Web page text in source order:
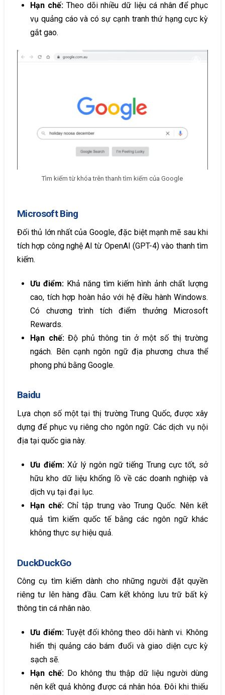
Hạn chế: Theo dõi nhiều dữ liệu cá nhân để phục
vụ quảng cáo và có sự cạnh tranh thứ hạng cực kỳ
gắt gao.
Tìm kiếm từ khóa trên thanh tìm kiếm của Google
Microsoft Bing
Đối thủ lớn nhất của Google, đặc biệt mạnh mẽ sau khi
tích hợp công nghệ AI từ OpenAI (GPT-4) vào thanh tìm
kiếm.
Ưu điểm: Khả năng tìm kiếm hình ảnh chất lượng
cao, tích hợp hoàn hảo với hệ điều hành Windows.
Có chương trình tích điểm thưởng Microsoft
Rewards.
Hạn chế:Độ phủ thông tin ở một số thị trường
ngách. Bên cạnh ngôn ngữ địa phương chưa thể
phong phú bằng Google.
Baidu
Lựa chọn số một tại thị trường Trung Quốc, được xây
dựng để phục vụ riêng cho ngôn ngữ. Các dịch vụ nội
địa tại quốc gia này.
Ưu điểm:Xử lý ngôn ngữ tiếng Trung cực tốt, sở
hữu kho dữ liệu khổng lồ về các doanh nghiệp và
dịch vụ tại đại lục.
Hạn chế: Chỉ tập trung vào Trung Quốc. Nên kết
quả tìm kiếm quốc tế bằng các ngôn ngữ khác
không thực sự hiệu quả.
DuckDuckGo
Công cụ tìm kiếm dành cho những người đặt quyền
riêng tư lên hàng đầu. Cam kết không lưu trữ bất kỳ
thông tin cá nhân nào.
Ưu điểm:Tuyệt đối không theo dõi hành vi. Không
hiển thị quảng cáo bám đuổi và giao diện cực kỳ
sạch sẽ.
Hạn chế: Do không thu thập dữ liệu người dùng
nên kết quả không được cá nhân hóa. Đôi khi thiếu